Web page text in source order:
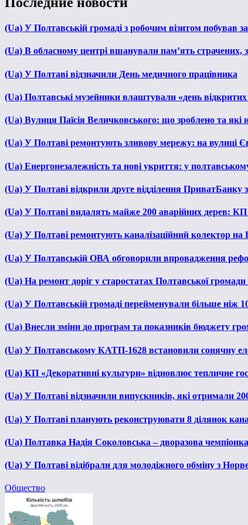
(Ua) У Полтавській громаді з робочим візитом побував
(Ua) В обласному центрі вшанували пам’ять страчених,
(Ua) У Полтаві відзначили День медичного працівника
(Ua) Полтавські музейники влаштували «день
(Ua) Вулиця Паїсія Величковського: що зроблено та які
(Ua) У Полтаві ремонтують зливову мережу: на вулиці
(Ua) Енергонезалежність та нові укриття: у
(Ua) У Полтаві відкрили друге відділення ПриватБанку
(Ua) У Полтаві видалять майже 200 аварійних дерев:
(Ua) У Полтаві ремонтують каналізаційний колектор на
(Ua) У Полтавській ОВА обговорили впровадження
(Ua) На ремонт доріг у старостатах Полтавської
(Ua) У Полтавській громаді перейменували більше ніж 10
(Ua) Внесли зміни до програм та показників бюджету
(Ua) У Полтавському КАТП-1628 встановили сонячну
(Ua) КП «Декоративні культури» відновлює тепличне
(Ua) У Полтаві відзначили випускників, які отримали
(Ua) У Полтаві планують реконструювати 8 ділянок
(Ua) Полтавка Надія Соколовська – дворазова
(Ua) У Полтаві відібрали для молодіжного обміну з
Общество